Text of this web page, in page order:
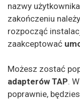
nazwy
zakończeniu
rozpocząć
zaakceptować
Możesz zostać
adapterów TAP.
poprawnie,